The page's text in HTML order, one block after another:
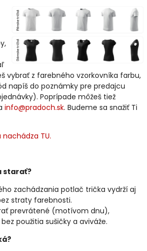
vybrať z farebného vzorkovníka farbu,
napíš do poznámky pre predajcu
Poprípade môžeš tiež
info@pradoch.sk. Budeme sa snažiť Ti
TU.
starať?
zachádzania potlač trička vydrží aj
straty farebnosti.
prevrátené (motívom dnu),
použitia sušičky a aviváže.